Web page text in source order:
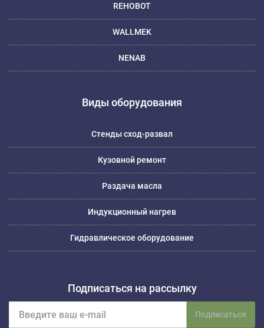
REHOBOT
WALLMEK
NENAB
Виды оборудования
Стенды сход-развал
Кузовной ремонт
Раздача масла
Индукционный нагрев
Гидравлическое оборудование
Подписаться на рассылку
Подписаться